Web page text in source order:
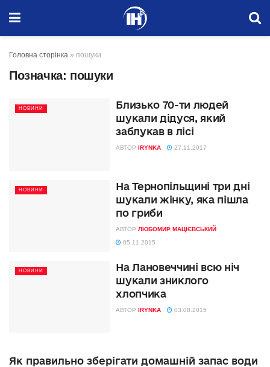
Головна сторінка » пошуки
Позначка: пошуки
НОВИНИ
Близько 70-ти людей
шукали дідуся, який
заблукав в лісі
АВТОР IRYNKA 27.11.2017
НОВИНИ
На Тернопільщині три дні
шукали жінку, яка пішла
по гриби
АВТОР ЛЮБОМИР МАЦІЄВСЬКИЙ
05.11.2015
НОВИНИ
На Лановеччині всю ніч
шукали зниклого
хлопчика
АВТОР IRYNKA 03.08.2015
Як правильно зберігати домашній запас води